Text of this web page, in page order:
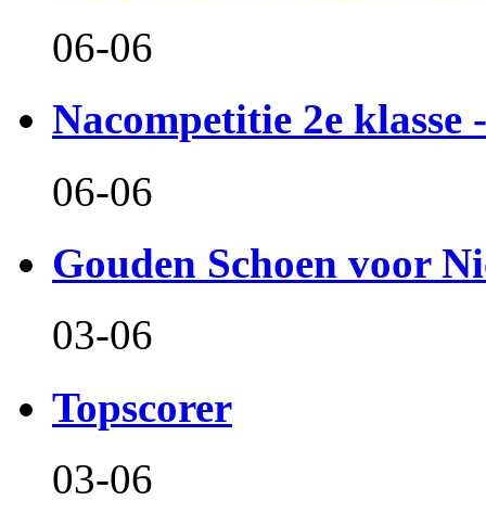
06-06
Nacompetitie 2e klasse
06-06
Gouden Schoen voor
03-06
Topscorer
03-06